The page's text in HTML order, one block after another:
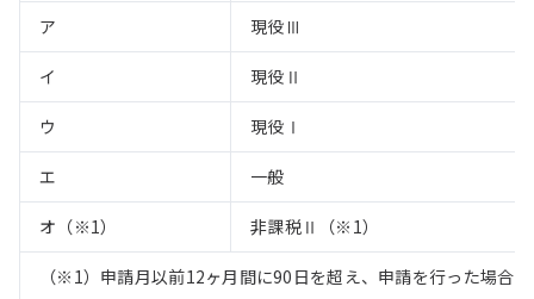
ア 現役Ⅲ
イ 現役Ⅱ
ウ 現役Ⅰ
エ 一般
オ（※1） 非課税Ⅱ（※1）
（※1）申請月以前12ヶ月間に90日を超え、申請を行った場合